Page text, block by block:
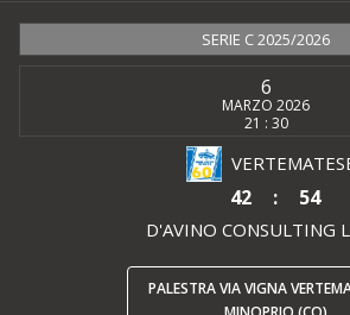
SERIE C 2025/2026
6
MARZO 2026
21 : 30
42 : 54
D'AVINO CONSULTING L
PALESTRA VIA VIGNA